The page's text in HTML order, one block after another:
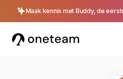
Maak kennis met Buddy, de